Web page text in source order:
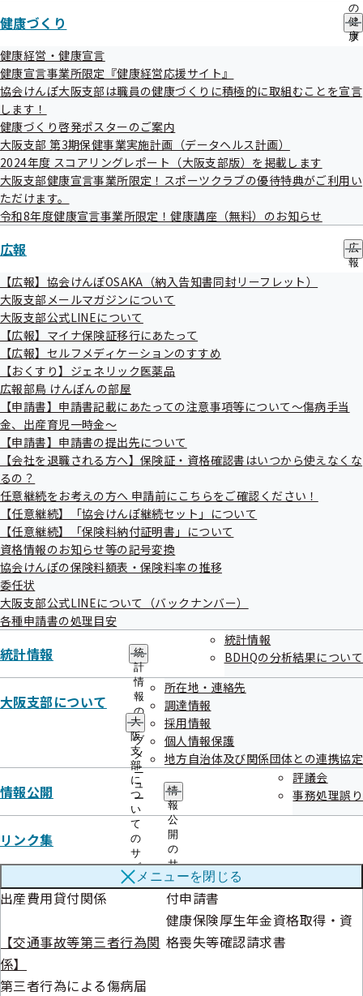
の
サ
ブ
ー
健康づくり
健
康
の
ー
健康経営・健康宣言
健康宣言事業所限定『健康経営応援サイト』
協会けんぽ大阪支部は職員の健康づくりに積極的に取組むことを宣言
します！
健康づくり啓発ポスターのご案内
大阪支部 第3期保健事業実施計画（データヘルス計画）
2024年度 スコアリングレポート（大阪支部版）を掲載します
大阪支部健康宣言事業所限定！スポーツクラブの優待特典がご利用い
ただけます。
令和8年度健康宣言事業所限定！健康講座（無料）のお知らせ
広報
広
報
【広報】協会けんぽOSAKA（納入告知書同封リーフレット）
大阪支部メールマガジンについて
大阪支部公式LINEについて
【広報】マイナ保険証移行にあたって
【広報】セルフメディケーションのすすめ
【おくすり】ジェネリック医薬品
広報部鳥 けんぽんの部屋
【申請書】申請書記載にあたっての注意事項等について～傷病手当
金、出産育児一時金～
【申請書】申請書の提出先について
【会社を退職される方へ】保険証・資格確認書はいつから使えなくな
るの？
任意継続をお考えの方へ 申請前にこちらをご確認ください！
【任意継続】「協会けんぽ継続セット」について
【任意継続】「保険料納付証明書」について
資格情報のお知らせ等の記号変換
協会けんぽの保険料額表・保険料率の推移
委任状
大阪支部公式LINEについて（バックナンバー）
各種申請書の処理目安
統計情報
統
計
情
報
の
サ
ブ
メ
ニ
ュ
ー
統計情報
BDHQの分析結果について
大阪支部について
大
阪
支
部
に
つ
い
て
の
サ
ブ
メ
所在地・連絡先
調達情報
採用情報
個人情報保護
地方自治体及び関係団体との連携協定
情報公開
情
報
公
開
の
サ
ブ
メ
ニ
ュ
ー
評議会
事務処理誤り
リンク集
メニューを閉じる
協会けんぽ（加入されてい
日本年金機構（年金事務所）
【資格情報のお知らせ交付
等の申請書関係】
高齢受給者証再交付申請書
資格情報のお知らせ
請書
資格確認書
【健康保険給付の申請書】
療養費支給申請書
高額療養費支給申請書
傷病手当金支給申請書
出産手当金支給申請書
出産育児一時金支給申請書
出産育児一時金内払金支払
依頼書・差額申請書
埋葬料（費）支給申請書
限度額適用認定申請書
限度額適用・標準負担額減
額認定申請書
特定疾病療養受療証交付申
請書
【任意継続関係】
被保険者資格取得申出書
被保険者資格喪失申出書
被扶養者（異動）届
氏名住所性別生年月日電話
番号変更（訂正）届
被扶養者変更（訂正）届
【健診関係】
特定健康診査受診券（セッ
ト券）申請書
出産費用貸付関係
【交通事故等第三者行為関
係】
第三者行為による傷病届
【被保険者の資格・被扶養者関
健康保険・厚生年金保険
被保険者氏名変更（訂正）届
被保険者生年月日訂正届
被保険者住所変更届
被保険者所属選択・二以上事業
所勤務届
【報酬月額・賞与・育児休業関
係】
被保険者報酬月額変更届
被保険者賞与支払届
育児休業等取得者申出書
育児休業等取得者終了届
届
【事業所関係】
健康保険・厚生年金保険
新規適用届
適用事業所全喪届
適用事業所所在地・名称変更
（訂正）届
事業所関係変更（訂正）届
【その他】
年金手帳再交付申請書
健康保険被保険者資格証明書交
付申請書
健康保険厚生年金資格取得・資
格喪失等確認請求書